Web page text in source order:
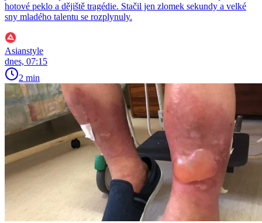
hotové peklo a dějiště tragédie. Stačil jen zlomek sekundy a velké
sny mladého talentu se rozplynuly.
Asianstyle
dnes, 07:15
2 min